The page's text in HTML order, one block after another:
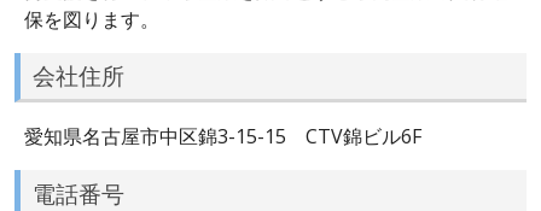
保を図ります。
会社住所
愛知県名古屋市中区錦3-15-15 CTV錦ビル6F
電話番号